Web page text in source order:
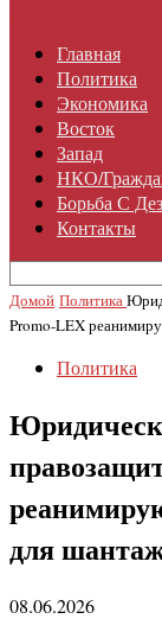
Главная
Политика
Экономика
Восток
Запад
НКО/
Борьба С
Контакты
Домой Политика
Promo-LEX
Политика
для
08.06.2026